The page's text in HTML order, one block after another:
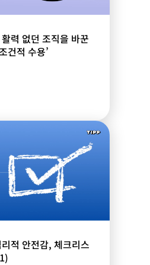
력 없던 조직을 바꾼
건적 수용’
적 안전감, 체크리스